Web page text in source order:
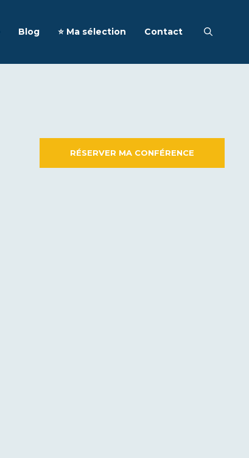
Blog ⭐️ Ma sélection Contact
RÉSERVER MA CONFÉRENCE